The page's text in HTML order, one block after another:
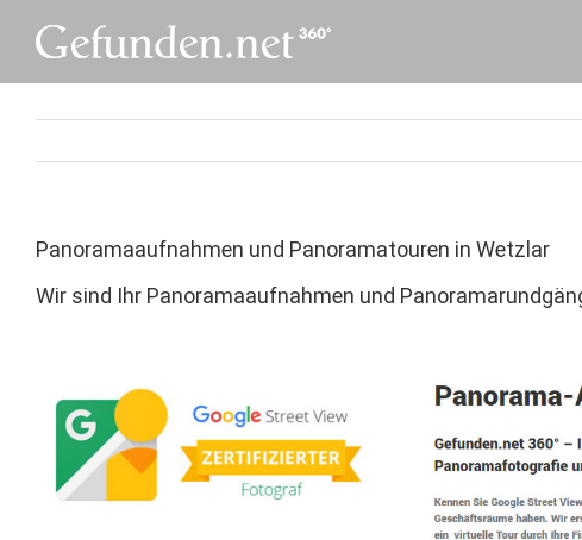
content
Panoramaaufnahmen und Panoramatouren in Wetzlar
Wir sind Ihr Panoramaaufnahmen und